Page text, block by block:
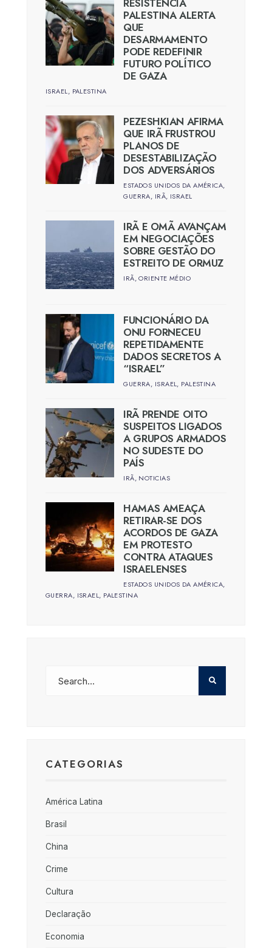
RESISTÊNCIA
PALESTINA ALERTA
QUE
DESARMAMENTO
PODE REDEFINIR
FUTURO POLÍTICO
DE GAZA
ISRAEL, PALESTINA
PEZESHKIAN AFIRMA
QUE IRÃ FRUSTROU
PLANOS DE
DESESTABILIZAÇÃO
DOS ADVERSÁRIOS
ESTADOS UNIDOS DA AMÉRICA,
GUERRA, IRÃ, ISRAEL
IRÃ E OMÃ AVANÇAM
EM NEGOCIAÇÕES
SOBRE GESTÃO DO
ESTREITO DE ORMUZ
IRÃ,ORIENTE MÉDIO
FUNCIONÁRIO DA
ONU FORNECEU
REPETIDAMENTE
DADOS SECRETOS A
“ISRAEL”
GUERRA, ISRAEL, PALESTINA
IRÃ PRENDE OITO
SUSPEITOS LIGADOS
A GRUPOS ARMADOS
NO SUDESTE DO
PAÍS
IRÃ, NOTICIAS
HAMAS AMEAÇA
RETIRAR-SE DOS
ACORDOS DE GAZA
EM PROTESTO
CONTRA ATAQUES
ISRAELENSES
ESTADOS UNIDOS DA AMÉRICA,
GUERRA, ISRAEL, PALESTINA
CATEGORIAS
América Latina
Brasil
China
Crime
Cultura
Declaração
Economia